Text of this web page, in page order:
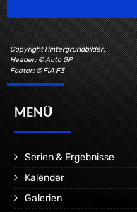
Copyright Hintergrundbilder:
Header: © Auto GP
Footer: © FIA F3
MENÜ
Serien & Ergebnisse
Kalender
Galerien